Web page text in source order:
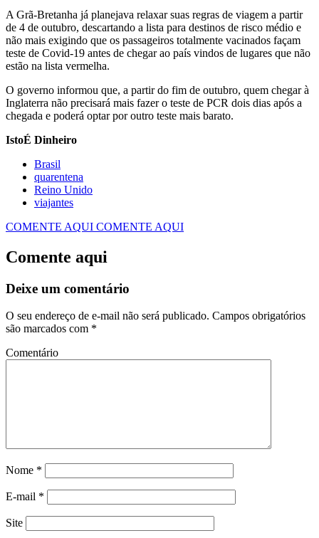
A Grã-Bretanha já planejava relaxar suas regras de viagem a partir
de 4 de outubro, descartando a lista para destinos de risco médio e
não mais exigindo que os passageiros totalmente vacinados façam
teste de Covid-19 antes de chegar ao país vindos de lugares que não
estão na lista vermelha.
O governo informou que, a partir do fim de outubro, quem chegar à
Inglaterra não precisará mais fazer o teste de PCR dois dias após a
chegada e poderá optar por outro teste mais barato.
IstoÉ Dinheiro
quarentena
Reino Unido
viajantes
COMENTE AQUI COMENTE AQUI
Comente aqui
Deixe um comentário
O seu endereço de e-mail não será publicado. Campos obrigatórios
são marcados com *
Comentário
Nome *
E-mail *
Site